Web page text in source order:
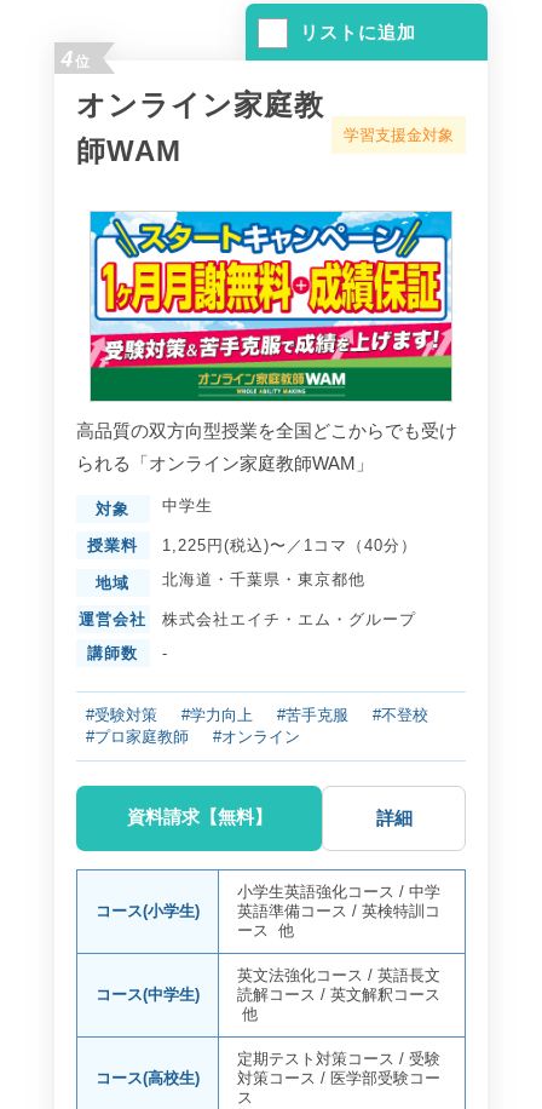
リストに追加
4位
オンライン家庭教
師WAM
学習支援金対象
高品質の双方向型授業を全国どこからでも受け
られる「オンライン家庭教師WAM」
対象 中学生
授業料 1,225円(税込)〜／1コマ（40分）
地域 北海道 ・ 千葉県 ・ 東京都他
運営会社
株式会社エイチ・エム・グループ
講師数
-
#受験対策 #学力向上 #苦手克服
#不登校
#プロ家庭教師
#オンライン
資料請求【無料】 詳細
コース(小学生)
小学生英語強化コース /中学
英語準備コース /英検特訓コ
ース 他
コース(中学生)
英文法強化コース /英語長文
読解コース /英文解釈コース
他
コース(高校生)
定期テスト対策コース /受験
対策コース /医学部受験コー
ス